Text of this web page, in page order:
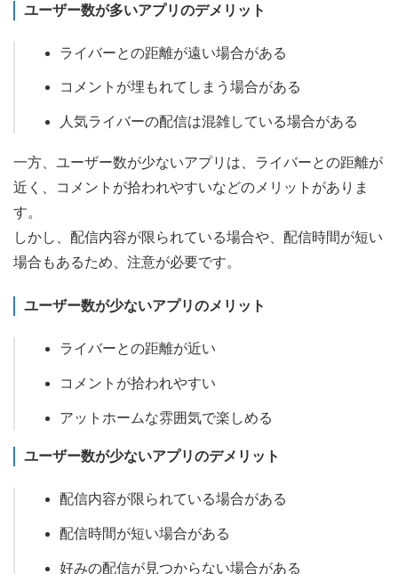
ユーザー数が多いアプリのデメリット
ライバーとの距離が遠い場合がある
コメントが埋もれてしまう場合がある
人気ライバーの配信は混雑している場合がある
一方、ユーザー数が少ないアプリは、ライバーとの距離が
近く、コメントが拾われやすいなどのメリットがありま
す。
しかし、配信内容が限られている場合や、配信時間が短い
場合もあるため、注意が必要です。
ユーザー数が少ないアプリのメリット
ライバーとの距離が近い
コメントが拾われやすい
アットホームな雰囲気で楽しめる
ユーザー数が少ないアプリのデメリット
配信内容が限られている場合がある
配信時間が短い場合がある
好みの配信が見つからない場合がある